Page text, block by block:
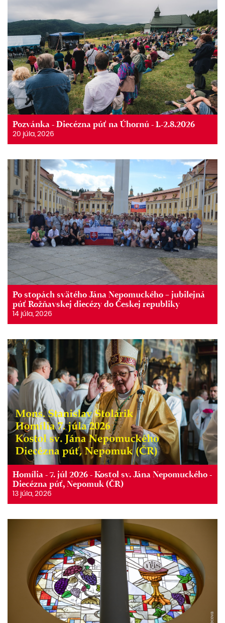
Pozvánka - Diecézna púť na Úhornú - 1.-2.8.2026
20 júla, 2026
Po stopách svätého Jána Nepomuckého – jubilejná
púť Rožňavskej diecézy do Českej republiky
14 júla, 2026
Homília - 7. júl 2026 - Kostol sv. Jána Nepomuckého -
Diecézna púť, Nepomuk (ČR)
13 júla, 2026